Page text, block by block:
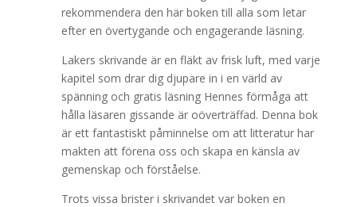
rekommendera den här boken till alla som letar
efter en övertygande och engagerande läsning.
Lakers skrivande är en fläkt av frisk luft, med varje
kapitel som drar dig djupare in i en värld av
spänning och gratis läsning Hennes förmåga att
hålla läsaren gissande är oöverträffad. Denna bok
är ett fantastiskt påminnelse om att litteratur har
makten att förena oss och skapa en känsla av
gemenskap och förståelse.
Trots vissa brister i skrivandet var boken en